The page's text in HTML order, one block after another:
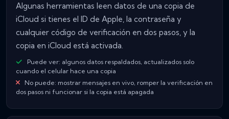
Algunas herramientas leen datos de una copia de
iCloud si tienes el ID de Apple, la contraseña y
cualquier código de verificación en dos pasos, y la
copia en iCloud está activada.
Puede ver: algunos datos respaldados, actualizados solo
cuando el celular hace una copia
No puede: mostrar mensajes en vivo, romper la verificación en
dos pasos ni funcionar si la copia está apagada